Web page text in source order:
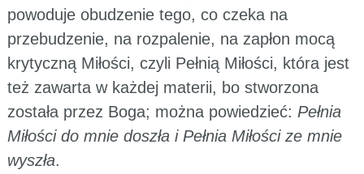
powoduje obudzenie tego, co czeka na
przebudzenie, na rozpalenie, na zapłon mocą
krytyczną Miłości, czyli Pełnią Miłości, która jest
też zawarta w każdej materii, bo stworzona
została przez Boga; można powiedzieć: Pełnia
Miłości do mnie doszła i Pełnia Miłości ze mnie
wyszła.